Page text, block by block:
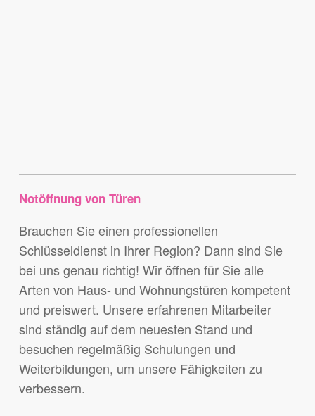
Notöffnung von Türen
Brauchen Sie einen professionellen
Schlüsseldienst in Ihrer Region? Dann sind Sie
bei uns genau richtig! Wir öffnen für Sie alle
Arten von Haus- und Wohnungstüren kompetent
und preiswert. Unsere erfahrenen Mitarbeiter
sind ständig auf dem neuesten Stand und
besuchen regelmäßig Schulungen und
Weiterbildungen, um unsere Fähigkeiten zu
verbessern.